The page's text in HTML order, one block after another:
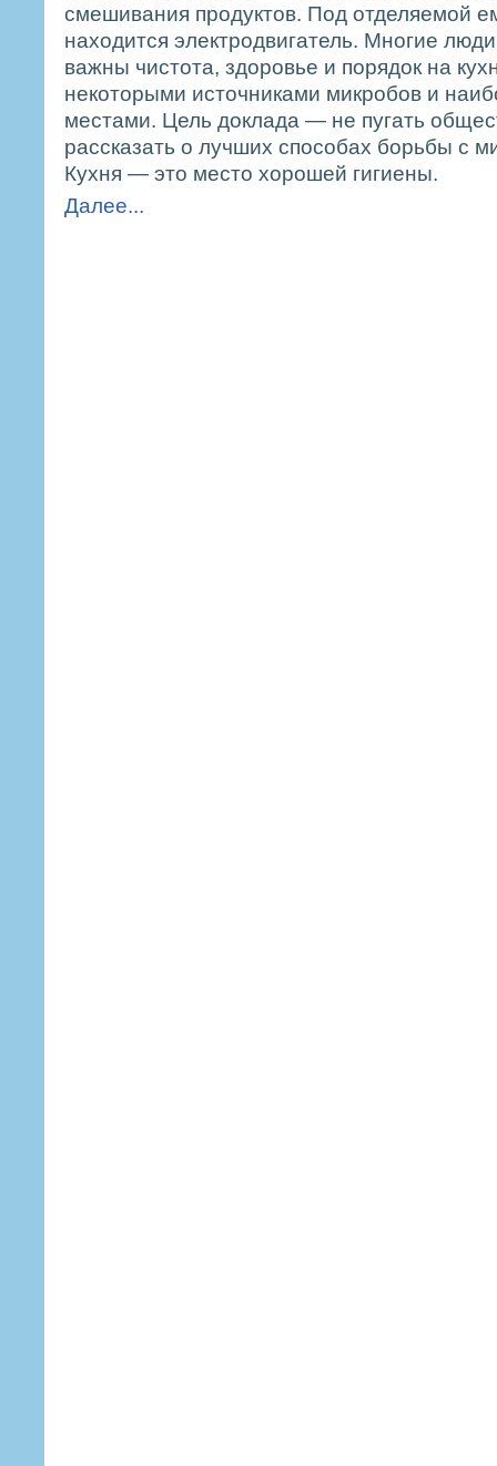
смешивания продуктов. Под отделяемой
находится электродвигатель. Многие
важны чистота, здоровье и порядок на
некоторыми источниками микробов и
местами. Цель доклада — не пугать
рассказать о лучших способах борьбы с
Кухня — это место хорошей гигиены.
Далее...